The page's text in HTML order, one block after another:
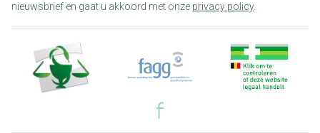
nieuwsbrief en gaat u akkoord met onze privacy policy.